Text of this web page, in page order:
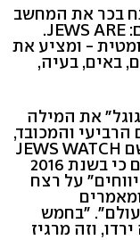
בכר את המחשב
שלו, ומקליד ב"גוגל" את רצף המילים: JEWS ARE.
- ומציע את
באים, בעיה,
את המילה
והמכובד,
הפנייה לאתר אינטרנט אנטישמי בשם JEWS WATCH
NEWS. אחד מאתרים רבים מהוכיחים כי בשנת 2016
על רצח
ומאמרים
"בחמש
וזה מרגיז